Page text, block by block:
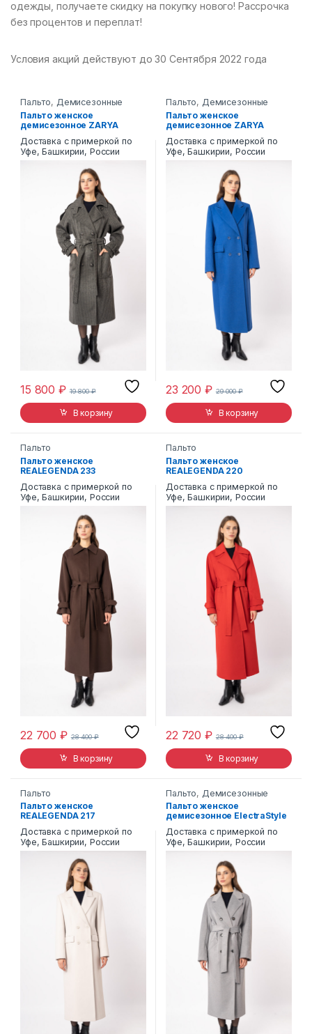
одежды, получаете скидку на покупку нового! Рассрочка
без процентов и переплат!
Условия акций действуют до 30 Сентября 2022 года
Пальто, Демисезонные
Пальто женское
демисезонное ZARYA
Доставка с примеркой по
Уфе, Башкирии, России
15 800₽ 19 800₽
В корзину
Пальто, Демисезонные
Пальто женское
демисезонное ZARYA
Доставка с примеркой по
Уфе, Башкирии, России
23 200₽ 29 000₽
В корзину
Пальто
Пальто женское
REALEGENDA 233
Доставка с примеркой по
Уфе, Башкирии, России
22 700₽ 28 400₽
В корзину
Пальто
Пальто женское
REALEGENDA 220
Доставка с примеркой по
Уфе, Башкирии, России
22 720₽ 28 400₽
В корзину
Пальто
Пальто женское
REALEGENDA 217
Доставка с примеркой по
Уфе, Башкирии, России
Пальто, Демисезонные
Пальто женское
демисезонное ElectraStyle
Доставка с примеркой по
Уфе, Башкирии, России